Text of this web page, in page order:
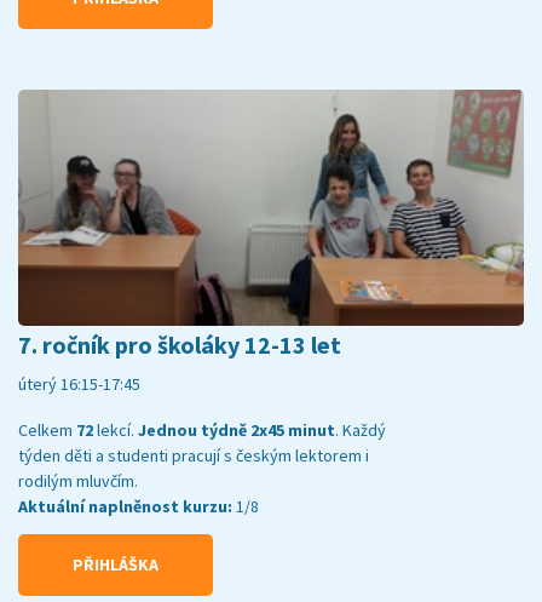
7. ročník pro školáky 12-13 let
úterý 16:15-17:45
Celkem 72lekcí. Jednou týdně 2x45 minut. Každý
týden děti a studenti pracují s českým lektorem i
rodilým mluvčím.
Aktuální naplněnost kurzu: 1/8
PŘIHLÁŠKA